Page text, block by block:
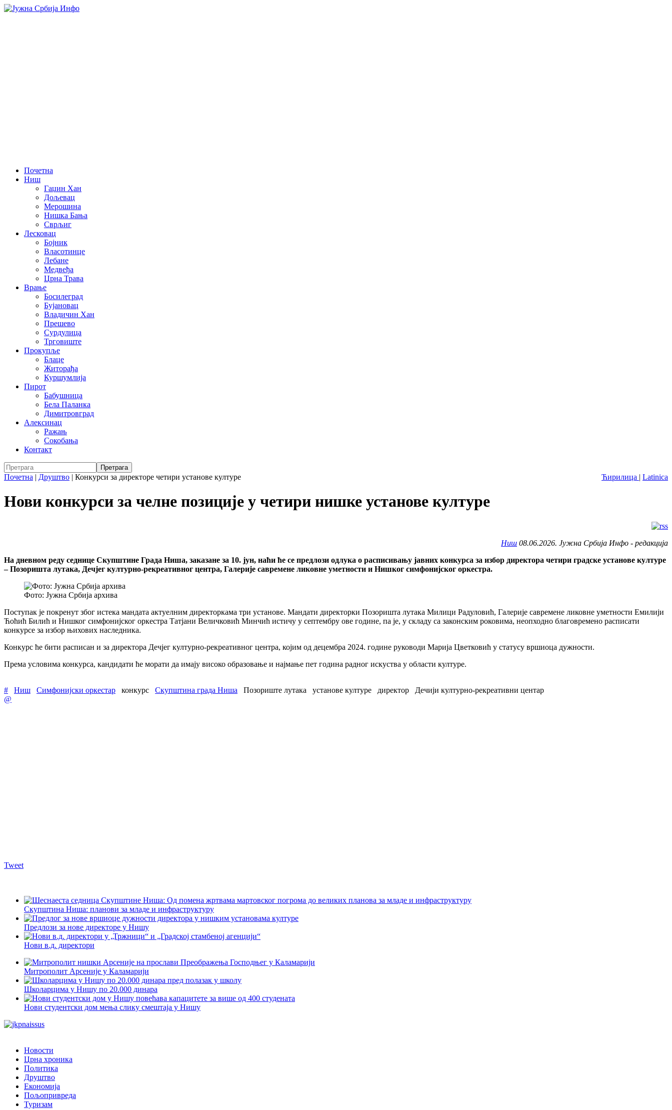
Почетна
Ниш
Гаџин Хан
Дољевац
Мерошина
Нишка Бања
Сврљиг
Лесковац
Бојник
Власотинце
Лебане
Медвеђа
Црна Трава
Врање
Босилеград
Бујановац
Владичин Хан
Прешево
Сурдулица
Трговиште
Прокупље
Блаце
Житорађа
Куршумлија
Пирот
Бабушница
Бела Паланка
Димитровград
Алексинац
Ражањ
Сокобања
Контакт
Ћирилица | Latinica
Почетна | Друштво | Конкурси за директоре четири установе културе
Нови конкурси за челне позиције у четири нишке установе културе
Ниш 08.06.2026. Јужна Србија Инфо - редакција
На дневном реду седнице Скупштине Града Ниша, заказане за 10. јун, наћи ће се предлози одлука о расписивању јавних конкурса за избор директора четири градске установе културе
– Позоришта лутака, Дечјег културно-рекреативног центра, Галерије савремене ликовне уметности и Нишког симфонијског оркестра.
Фото: Јужна Србија архива
Поступак је покренут због истека мандата актуелним директоркама три установе. Мандати директорки Позоришта лутака Милици Радуловић, Галерије савремене ликовне уметности Емилији
Ћоћић Билић и Нишког симфонијског оркестра Татјани Величковић Минчић истичу у септембру ове године, па је, у складу са законским роковима, неопходно благовремено расписати
конкурсе за избор њихових наследника.
Конкурс ће бити расписан и за директора Дечјег културно-рекреативног центра, којим од децембра 2024. године руководи Марија Цветковић у статусу вршиоца дужности.
Према условима конкурса, кандидати ће морати да имају високо образовање и најмање пет година радног искуства у области културе.
# Ниш Симфонијски оркестар конкурс Скупштина града Ниша Позориште лутака установе културе директор
Дечији културно-рекреативни центар
@
Tweet
Скупштина Ниша: планови за младе и инфраструктуру
Предлози за нове директоре у Нишу
Нови в.д. директори
Митрополит Арсеније у Каламарији
Школарцима у Нишу по 20.000 динара
Нови студентски дом мења слику смештаја у Нишу
Новости
Црна хроника
Политика
Друштво
Економија
Пољопривреда
Туризам